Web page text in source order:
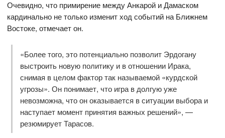
Очевидно, что примирение между Анкарой и Дамаском
кардинально не только изменит ход событий на Ближнем
Востоке, отмечает он.
«Более того, это потенциально позволит Эрдогану
выстроить новую политику и в отношении Ирака,
снимая в целом фактор так называемой «курдской
угрозы». Он понимает, что игра в долгую уже
невозможна, что он оказывается в ситуации выбора и
наступает момент принятия важных решений», —
резюмирует Тарасов.